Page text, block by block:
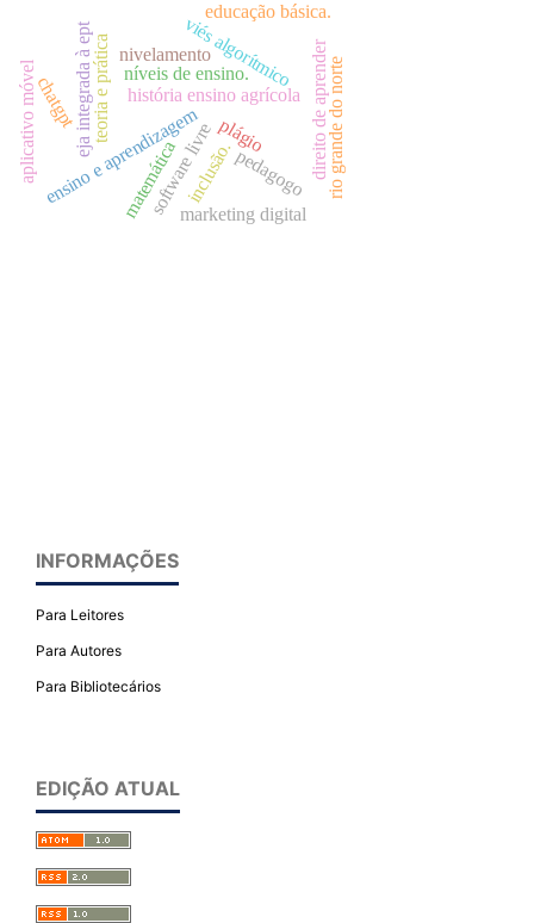
história ensino agrícola
plágio
software livre
ensino e aprendizagem
teoria e prática
pedagogo
inclusão.
eja integrada à ept direito de aprender
viés algorítmico
matemática
chatgpt
marketing digital
aplicativo móvel níveis de ensino.
nivelamento
educação básica.
rio grande do norte
INFORMAÇÕES
Para Leitores
Para Autores
Para Bibliotecários
EDIÇÃO ATUAL